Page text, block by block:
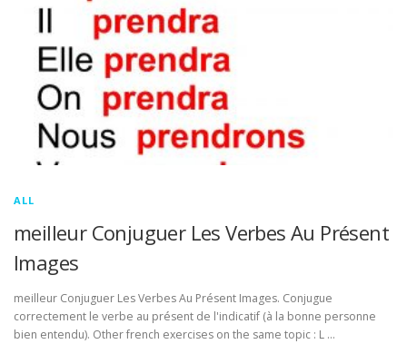
ALL
meilleur Conjuguer Les Verbes Au Présent
Images
meilleur Conjuguer Les Verbes Au Présent Images. Conjugue
correctement le verbe au présent de l'indicatif (à la bonne personne
bien entendu). Other french exercises on the same topic : L …